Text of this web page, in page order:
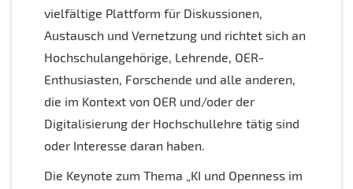
vielfältige Plattform für Diskussionen,
Austausch und Vernetzung und richtet sich an
Hochschulangehörige, Lehrende, OER-
Enthusiasten, Forschende und alle anderen,
die im Kontext von OER und/oder der
Digitalisierung der Hochschullehre tätig sind
oder Interesse daran haben.
Die Keynote zum Thema „KI und Openness im